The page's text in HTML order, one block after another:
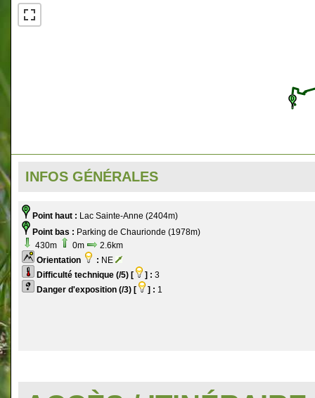
INFOS GÉNÉRALES
Point haut : Lac Sainte-Anne (2404m)
Point bas : Parking de Chaurionde (1978m)
430m
0m
2.6km
Orientation
: NE
Difficulté technique (/5) [
] : 3
Danger d'exposition (/3) [
] : 1